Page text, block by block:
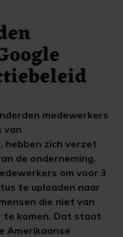
medewerkers
van
hebben zich verzet
de onderneming.
om voor 3
te uploaden naar
die niet van
te komen. Dat staat
Amerikaanse